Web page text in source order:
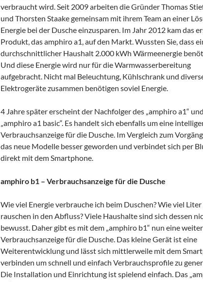
verbraucht wird. Seit 2009 arbeiten die Gründer Thomas
und Thorsten Staake gemeinsam mit ihrem Team an einer
Energie bei der Dusche einzusparen. Im Jahr 2012 kam das
Produkt, das amphiro a1, auf den Markt. Wussten Sie, dass
durchschnittlicher Haushalt 2.000 kWh Wärmeenergie
Und diese Energie wird nur für die Warmwasserbereitung
aufgebracht. Nicht mal Beleuchtung, Kühlschrank und
Elektrogeräte zusammen benötigen soviel Energie.
4 Jahre später erscheint der Nachfolger des „amphiro a1“ und
„amphiro a1 basic“. Es handelt sich ebenfalls um eine
Verbrauchsanzeige für die Dusche. Im Vergleich zum
das neue Modelle besser geworden und verbindet sich per
direkt mit dem Smartphone.
amphiro b1 – Verbrauchsanzeige für die Dusche
Wie viel Energie verbrauche ich beim Duschen? Wie viel Liter
rauschen in den Abfluss? Viele Haushalte sind sich dessen
bewusst. Daher gibt es mit dem „amphiro b1“ nun eine
Verbrauchsanzeige für die Dusche. Das kleine Gerät ist eine
Weiterentwicklung und lässt sich mittlerweile mit dem
verbinden um schnell und einfach Verbrauchsprofile zu
Die Installation und Einrichtung ist spielend einfach. Das